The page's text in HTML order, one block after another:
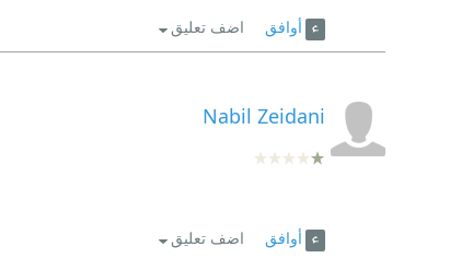
أوافق اضف تعليق
Nabil Zeidani
أوافق اضف تعليق